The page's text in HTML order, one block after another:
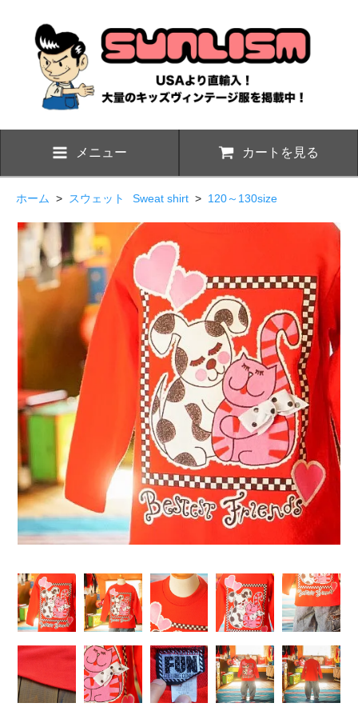
メニュー カートを見る
ホーム > スウェット Sweat shirt > 120～130size